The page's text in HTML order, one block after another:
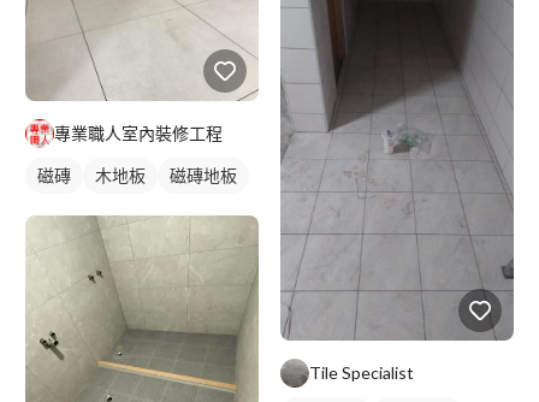
專業職人室內裝修工程
磁磚 木地板 磁磚地板
Tile Specialist